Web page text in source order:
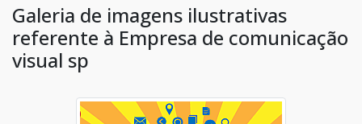
Galeria de imagens ilustrativas
referente à Empresa de comunicação
visual sp